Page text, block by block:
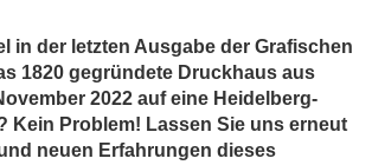
in der letzten Ausgabe der Grafischen
1820 gegründete Druckhaus aus
2022 auf eine Heidelberg-
Kein Problem! Lassen Sie uns erneut
neuen Erfahrungen dieses